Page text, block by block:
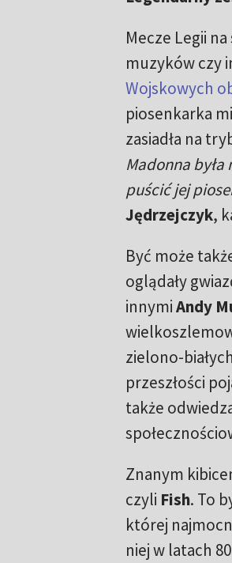
Mecze Legii
muzyków czy
Wojskowych
piosenkarka
zasiadła na
Madonna była
puścić jej
Jędrzejczyk,
Być może
oglądały
innymiAndy
zielono-
przeszłości
także
Znanym
czyli Fish. To
której
niej w latach